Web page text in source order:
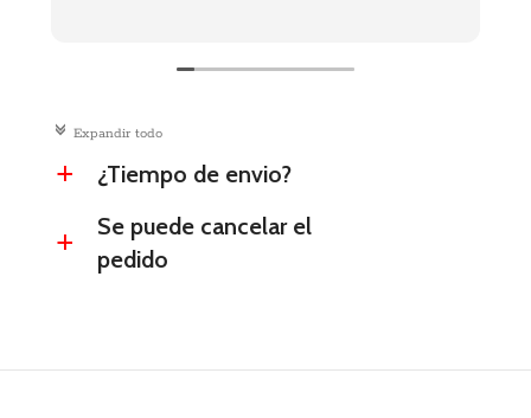
c Expandir todo
a ¿Tiempo de envio?
a
Se puede cancelar el
pedido